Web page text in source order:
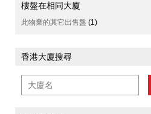
樓盤在相同大廈
此物業的其它出售盤 (1)
香港大廈搜尋